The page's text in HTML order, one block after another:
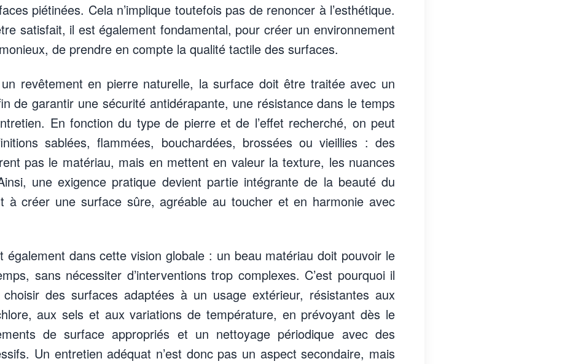
piétinées. Cela n’implique toutefois pas de renoncer à l’esthétique.
satisfait, il est également fondamental, pour créer un environnement
de prendre en compte la qualité tactile des surfaces.
un revêtement en pierre naturelle, la surface doit être traitée avec un
de garantir une sécurité antidérapante, une résistance dans le temps
En fonction du type de pierre et de l’effet recherché, on peut
sablées, flammées, bouchardées, brossées ou vieillies : des
pas le matériau, mais en mettent en valeur la texture, les nuances
une exigence pratique devient partie intégrante de la beauté du
à créer une surface sûre, agréable au toucher et en harmonie avec
également dans cette vision globale : un beau matériau doit pouvoir le
sans nécessiter d’interventions trop complexes. C’est pourquoi il
des surfaces adaptées à un usage extérieur, résistantes aux
aux sels et aux variations de température, en prévoyant dès le
de surface appropriés et un nettoyage périodique avec des
Un entretien adéquat n’est donc pas un aspect secondaire, mais